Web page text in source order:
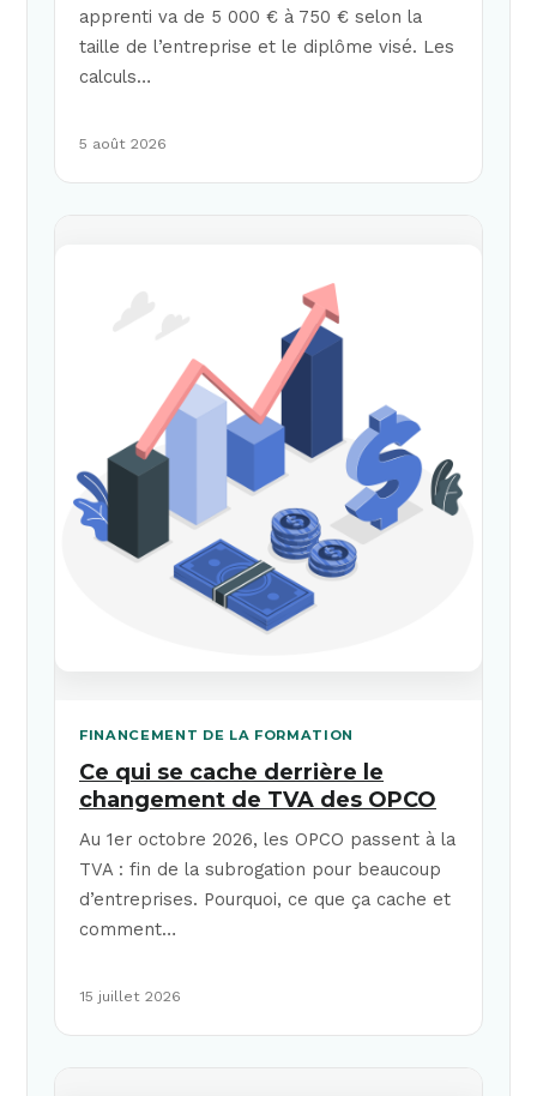
apprenti va de 5 000 € à 750 € selon la
taille de l’entreprise et le diplôme visé. Les
calculs…
5 août 2026
FINANCEMENT DE LA FORMATION
Ce qui se cache derrière le
changement de TVA des OPCO
Au 1er octobre 2026, les OPCO passent à la
TVA : fin de la subrogation pour beaucoup
d’entreprises. Pourquoi, ce que ça cache et
comment…
15 juillet 2026